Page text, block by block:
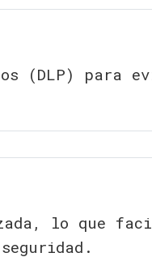
(DLP) para
lo que